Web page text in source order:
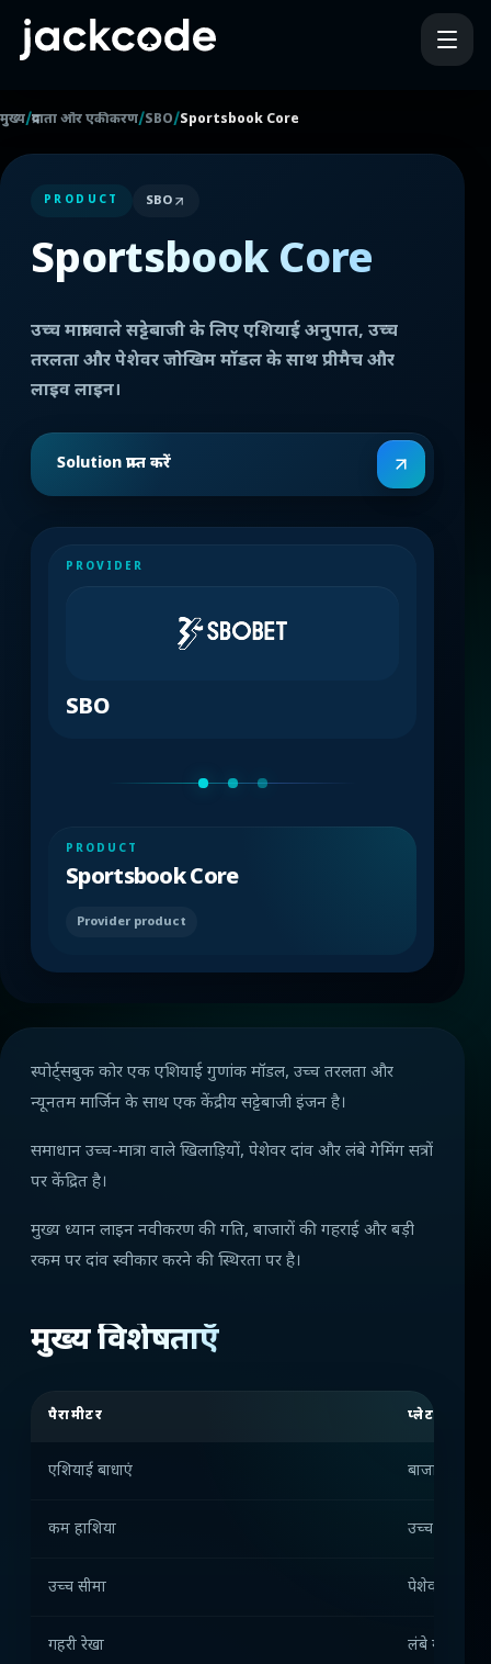
मुख्य/प्रदाता और एकीकरण/SBO/Sportsbook Core
PRODUCT SBO
Sportsbook Core
उच्च मात्रा वाले सट्टेबाजी के लिए एशियाई अनुपात, उच्च
तरलता और पेशेवर जोखिम मॉडल के साथ प्रीमैच और
लाइव लाइन।
Solution प्राप्त करें
PROVIDER
SBO
PRODUCT
Sportsbook Core
Provider product
स्पोर्ट्सबुक कोर एक एशियाई गुणांक मॉडल, उच्च तरलता और
न्यूनतम मार्जिन के साथ एक केंद्रीय सट्टेबाजी इंजन है।
समाधान उच्च-मात्रा वाले खिलाड़ियों, पेशेवर दांव और लंबे गेमिंग सत्रों
पर केंद्रित है।
मुख्य ध्यान लाइन नवीकरण की गति, बाजारों की गहराई और बड़ी
रकम पर दांव स्वीकार करने की स्थिरता पर है।
मुख्य विशेषताएँ
पैरामीटर प्लेटफ़ॉर्म मूल्
एशियाई बाधाएं बाजारों की
कम हाशिया उच्च कारोबार
उच्च सीमा पेशेवर
गहरी रेखा लंबे गेमिंग सत्र